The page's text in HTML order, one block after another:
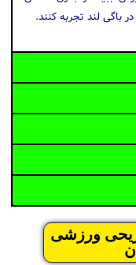
باگی لند تجربه کنند.
ورزشی